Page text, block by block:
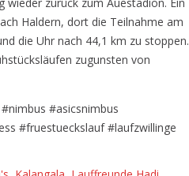
Haldern, dort die Teilnahme am
die Uhr nach 44,1 km zu stoppen.
zugunsten von
#asicsnimbus
#fruestueckslauf #laufzwillinge